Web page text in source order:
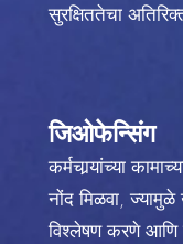
सुरक्षिततेचा
जिओफेन्सिंग
कर्मचार्‍यांच्या
नोंद मिळवा,
विश्लेषण करणे